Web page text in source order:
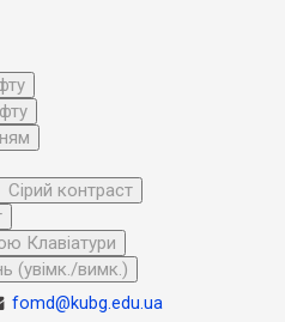
Сірий контраст
Клавіатури
(увімк./вимк.)
fomd@kubg.edu.ua